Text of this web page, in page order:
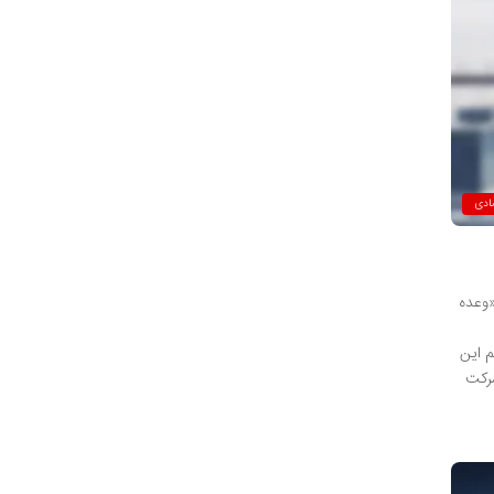
این